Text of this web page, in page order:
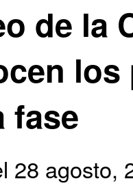
de la
fase
28 agosto,